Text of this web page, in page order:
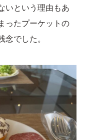
いという理由もあ
ったプーケットの
念でした。